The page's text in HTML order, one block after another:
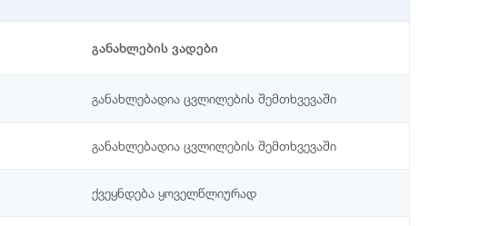
განახლების ვადები
განახლებადია ცვლილების შემთხვევაში
განახლებადია ცვლილების შემთხვევაში
ქვეყნდება ყოველწლიურად